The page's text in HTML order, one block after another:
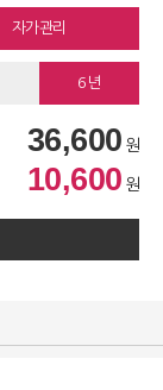
자가관리
6년
36,600 원
10,600 원